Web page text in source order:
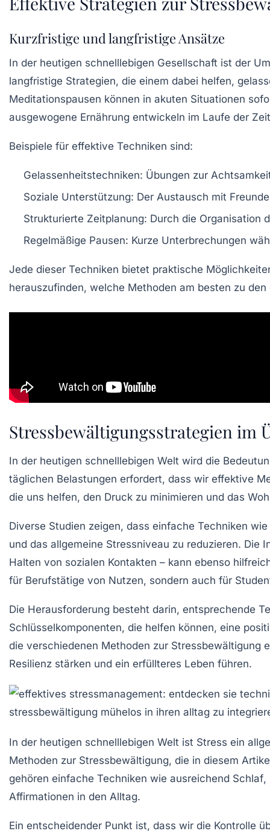
Kurzfristige und langfristige Ansätze
In der heutigen schnelllebigen Gesellschaft ist der
langfristige Strategien, die einem dabei helfen,
Meditationspausen können in akuten Situationen
ausgewogene Ernährung entwickeln im Laufe der
Beispiele für effektive Techniken sind:
Gelassenheitstechniken: Übungen zur
Soziale Unterstützung: Der Austausch mit
Strukturierte Zeitplanung: Durch die Organisation
Regelmäßige Pausen: Kurze Unterbrechungen
Jede dieser Techniken bietet praktische
herauszufinden, welche Methoden am besten zu
Stressbewältigungsstrategien im
In der heutigen schnelllebigen Welt wird die
täglichen Belastungen erfordert, dass wir effektive
die uns helfen, den Druck zu minimieren und das
Diverse Studien zeigen, dass einfache Techniken wie
und das allgemeine Stressniveau zu reduzieren. Die
Halten von sozialen Kontakten – kann ebenso
für Berufstätige von Nutzen, sondern auch für
Die Herausforderung besteht darin, entsprechende
Schlüsselkomponenten, die helfen können, eine
die verschiedenen Methoden zur Stressbewältigung
Resilienz stärken und ein erfüllteres Leben führen.
In der heutigen schnelllebigen Welt ist Stress ein
Methoden zur Stressbewältigung, die in diesem
gehören einfache Techniken wie ausreichend Schlaf,
Affirmationen in den Alltag.
Ein entscheidender Punkt ist, dass wir die Kontrolle